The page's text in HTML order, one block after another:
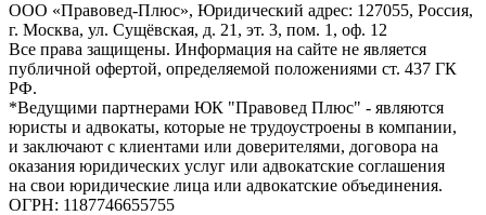
ООО «Правовед-Плюс», Юридический адрес: 127055, Россия,
г. Москва, ул. Сущёвская, д. 21, эт. 3, пом. 1, оф. 12
Все права защищены. Информация на сайте не является
публичной офертой, определяемой положениями ст. 437 ГК
РФ.
*Ведущими партнерами ЮК "Правовед Плюс" - являются
юристы и адвокаты, которые не трудоустроены в компании,
и заключают с клиентами или доверителями, договора на
оказания юридических услуг или адвокатские соглашения
на свои юридические лица или адвокатские объединения.
ОГРН: 1187746655755